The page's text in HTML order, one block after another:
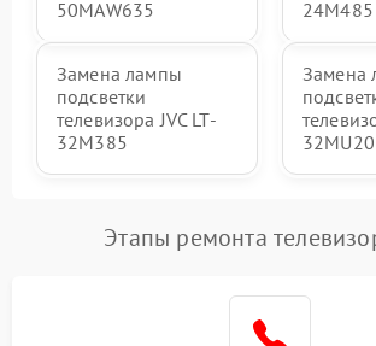
50MAW635 24M485
Замена лампы
подсветки
телевизора JVC LT-
32M385
Замена
Этапы ремонта